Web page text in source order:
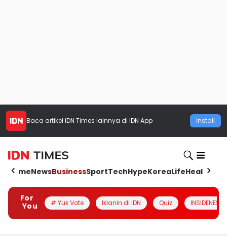
Baca artikel IDN Times lainnya di IDN App Install
HomeNewsBusinessSportTechHypeKoreaLifeHealth
For
You
# Yuk Vote Iklanin di IDN Quiz INSIDENESIA